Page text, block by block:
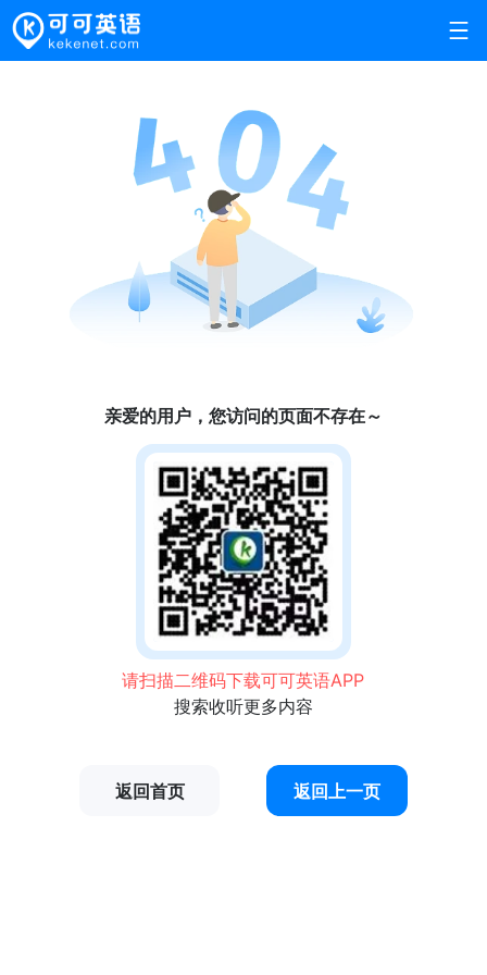
亲爱的用户，您访问的页面不存在～
请扫描二维码下载可可英语APP
搜索收听更多内容
返回首页 返回上一页